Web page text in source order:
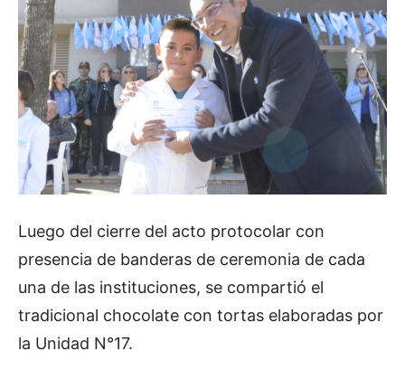
Luego del cierre del acto protocolar con
presencia de banderas de ceremonia de cada
una de las instituciones, se compartió el
tradicional chocolate con tortas elaboradas por
la Unidad N°17.